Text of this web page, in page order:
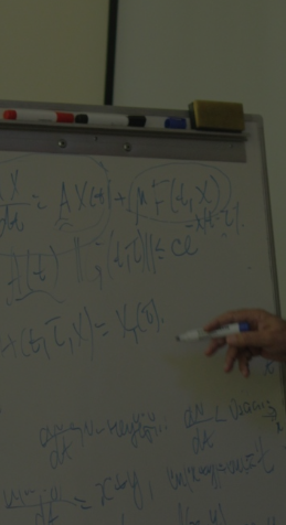
фотографа